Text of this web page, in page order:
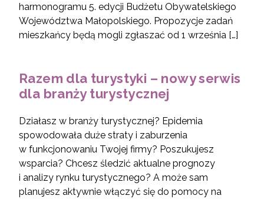
harmonogramu 5. edycji Budżetu Obywatelskiego
Województwa Małopolskiego. Propozycje zadań
mieszkańcy będą mogli zgłaszać od 1 września […]
Razem dla turystyki – nowy serwis
dla branży turystycznej
Działasz w branży turystycznej? Epidemia
spowodowała duże straty i zaburzenia
w funkcjonowaniu Twojej firmy? Poszukujesz
wsparcia? Chcesz śledzić aktualne prognozy
i analizy rynku turystycznego? A może sam
planujesz aktywnie włączyć się do pomocy na